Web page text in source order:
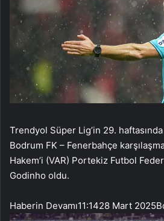
Trendyol Süper Lig’in 29.
Bodrum FK – Fenerbahçe
Hakem’i (VAR) Portekiz Futbol
Godinho oldu.
Haberin Devamı11:1428 Mart 2025